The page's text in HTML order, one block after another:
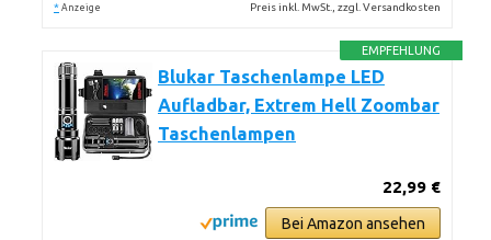
* Anzeige Preis inkl. MwSt., zzgl. Versandkosten
EMPFEHLUNG
Blukar Taschenlampe LED
Aufladbar, Extrem Hell Zoombar
Taschenlampen
22,99 €
Bei Amazon ansehen